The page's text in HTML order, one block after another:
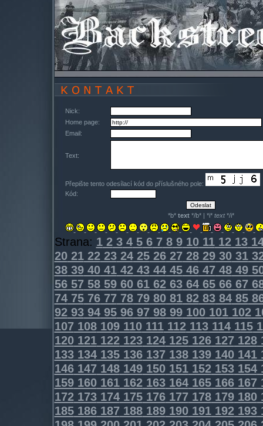
Nick:
Home page:
Email:
Text:
Přepište tento odesílací kód do příslušného pole:
Kód:
*b* text*/b* | *i* text*/i*
Strana: 12345678910111213
202122232425262728293031
383940414243444546474849
565758596061626364656667
747576777879808182838485
9293949596979899100101102
107108109110111112113114115
120121122123124125126127128
133134135136137138139140141
146147148149150151152153154
159160161162163164165166167
172173174175176177178179180
185186187188189190191192193